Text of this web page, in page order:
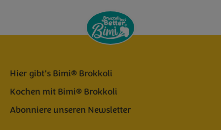
Hier gibt’s Bimi® Brokkoli
Kochen mit Bimi® Brokkoli
Abonniere unseren Newsletter